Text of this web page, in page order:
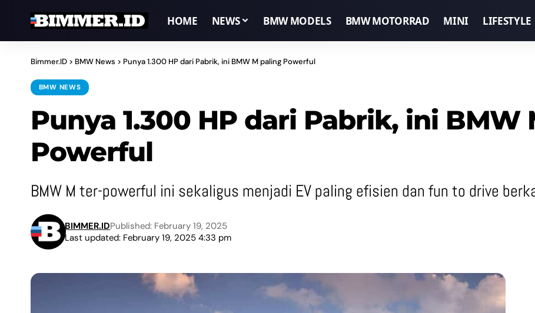
HOME NEWS BMW MODELS BMW MOTORRAD MINI LIFESTYLE
Bimmer.ID > BMW News > Punya 1.300 HP dari Pabrik, ini BMW M paling Powerful
BMW NEWS
Punya 1.300 HP dari Pabrik, ini BMW
Powerful
BMW M ter-powerful ini sekaligus menjadi EV paling efisien dan fun to drive
Last updated: February 19, 2025 4:33 pm
BIMMER.IDPublished: February 19, 2025